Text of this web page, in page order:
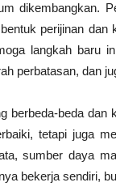
dikembangkan.
perijinan
langkah baru
perbatasan, dan
berbeda-beda
tetapi juga
sumber daya
bekerja sendiri,